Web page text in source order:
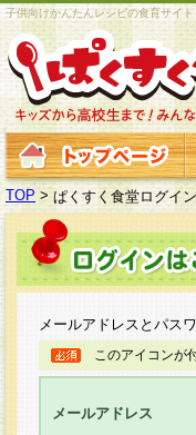
子供向けかんたんレシピの食育サイト
TOP > ぱくすく食堂ログイ
メールアドレスとパス
このアイコンが
メールアドレス